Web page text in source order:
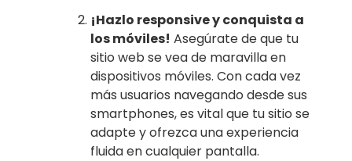
¡Hazlo responsive y conquista a
los móviles! Asegúrate de que tu
sitio web se vea de maravilla en
dispositivos móviles. Con cada vez
más usuarios navegando desde sus
smartphones, es vital que tu sitio se
adapte y ofrezca una experiencia
fluida en cualquier pantalla.